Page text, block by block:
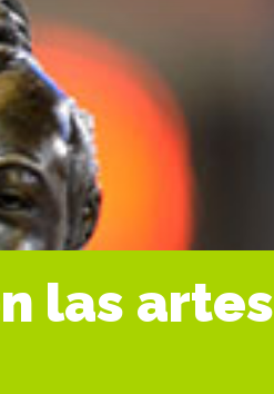
las artes